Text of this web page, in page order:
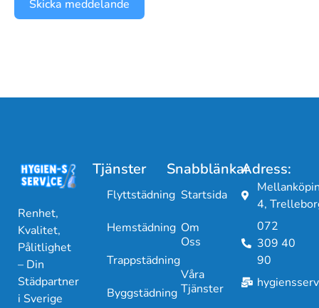
Skicka meddelande
Renhet,
Kvalitet,
Pålitlighet
– Din
Städpartner
i Sverige
Tjänster
Flyttstädning
Hemstädning
Trappstädning
Byggstädning
Snabblänkar
Startsida
Om
Oss
Våra
Tjänster
Adress:
4,
072
309 40
90